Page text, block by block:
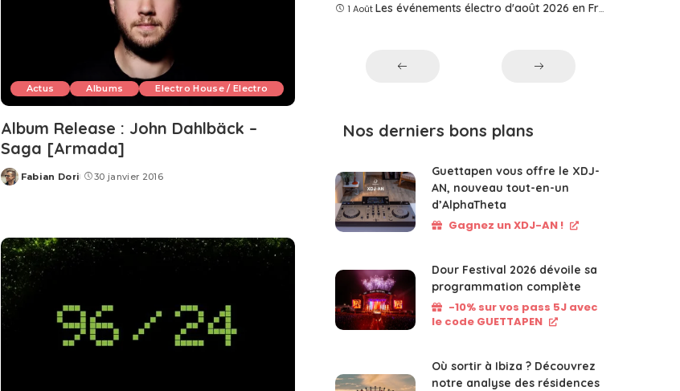
Actus Albums Electro House / Electro
Album Release : John Dahlbäck –
Saga [Armada]
Posted
Fabian Dori 30 janvier 2016
1 Août Les événements électro d'août 2026 en France
Nos derniers bons plans
Guettapen vous offre le XDJ-
AN, nouveau tout-en-un
d’AlphaTheta
Gagnez un XDJ-AN !
Dour Festival 2026 dévoile sa
programmation complète
-10% sur vos pass 5J avec
le code GUETTAPEN
Où sortir à Ibiza ? Découvrez
notre analyse des résidences